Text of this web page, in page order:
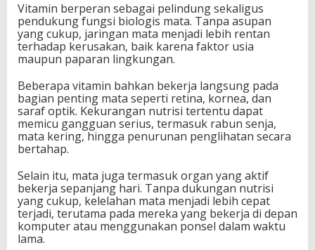
a
t
a
n
T
t
a
p
T
a
m
Vitamin berperan sebagai pelindung sekaligus
pendukung fungsi biologis mata. Tanpa asupan
yang cukup, jaringan mata menjadi lebih rentan
terhadap kerusakan, baik karena faktor usia
maupun paparan lingkungan.
Beberapa vitamin bahkan bekerja langsung pada
bagian penting mata seperti retina, kornea, dan
saraf optik. Kekurangan nutrisi tertentu dapat
memicu gangguan serius, termasuk rabun senja,
mata kering, hingga penurunan penglihatan secara
bertahap.
Selain itu, mata juga termasuk organ yang aktif
bekerja sepanjang hari. Tanpa dukungan nutrisi
yang cukup, kelelahan mata menjadi lebih cepat
terjadi, terutama pada mereka yang bekerja di depan
komputer atau menggunakan ponsel dalam waktu
lama.